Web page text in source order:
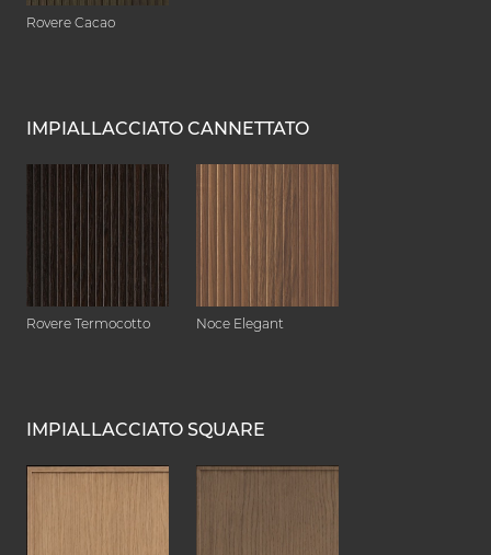
Rovere Cacao
IMPIALLACCIATO CANNETTATO
Rovere Termocotto Noce Elegant
IMPIALLACCIATO SQUARE